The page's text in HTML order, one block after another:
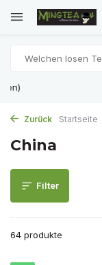
Zurück Startseite
China
Filter
64 produkte